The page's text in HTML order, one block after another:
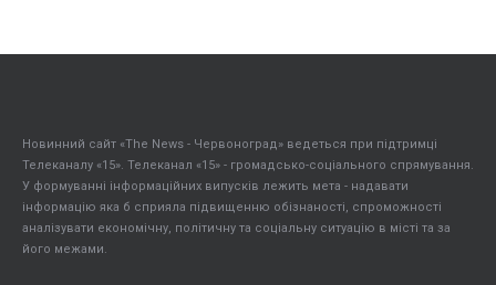
Новинний сайт «The News - Червоноград» ведеться при підтримці
Телеканалу «15». Телеканал «15» - громадсько-соціального спрямування.
У формуванні інформаційних випусків лежить мета - надавати
інформацію яка б сприяла підвищенню обізнаності, спроможності
аналізувати економічну, політичну та соціальну ситуацію в місті та за
його межами.